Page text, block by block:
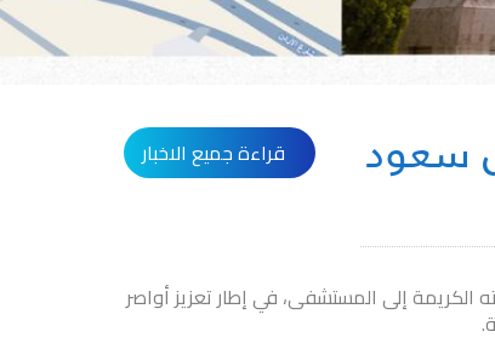
سعود قراءة جميع الاخبار
الكريمة إلى المستشفى، في إطار تعزيز أواصر